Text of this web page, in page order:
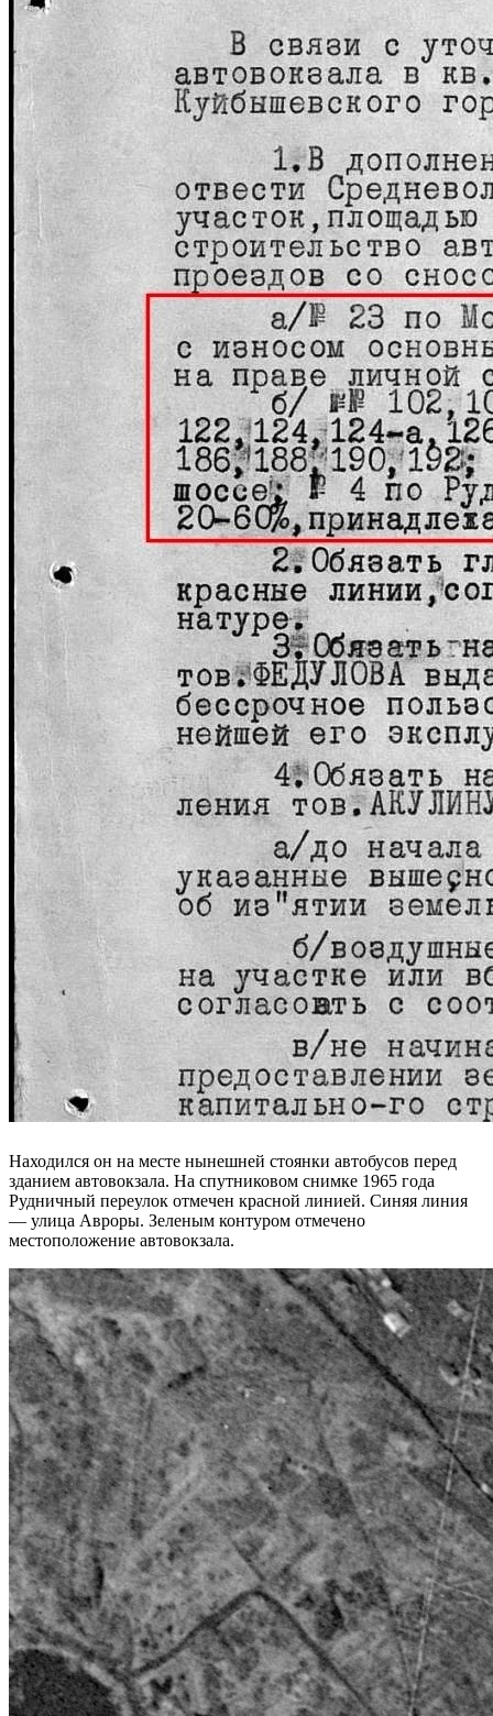
Находился он на месте нынешней стоянки автобусов перед
зданием автовокзала. На спутниковом снимке 1965 года
Рудничный переулок отмечен красной линией. Синяя линия
— улица Авроры. Зеленым контуром отмечено
местоположение автовокзала.